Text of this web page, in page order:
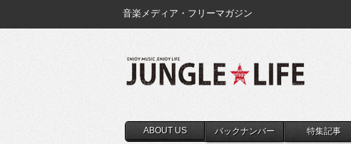
音楽メディア・フリーマガジン
ABOUT US バックナンバー 特集記事